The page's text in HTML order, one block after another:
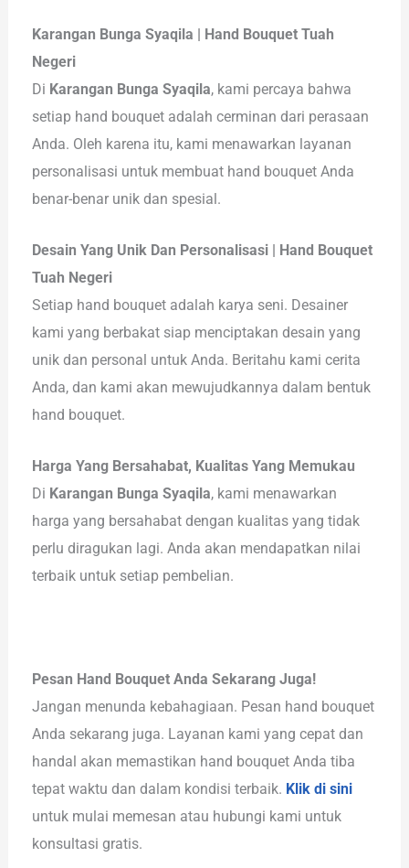
Karangan Bunga Syaqila | Hand Bouquet Tuah
Negeri
Di Karangan Bunga Syaqila, kami percaya bahwa
setiap hand bouquet adalah cerminan dari perasaan
Anda. Oleh karena itu, kami menawarkan layanan
personalisasi untuk membuat hand bouquet Anda
benar-benar unik dan spesial.
Desain Yang Unik Dan Personalisasi | Hand Bouquet
Tuah Negeri
Setiap hand bouquet adalah karya seni. Desainer
kami yang berbakat siap menciptakan desain yang
unik dan personal untuk Anda. Beritahu kami cerita
Anda, dan kami akan mewujudkannya dalam bentuk
hand bouquet.
Harga Yang Bersahabat, Kualitas Yang Memukau
Di Karangan Bunga Syaqila, kami menawarkan
harga yang bersahabat dengan kualitas yang tidak
perlu diragukan lagi. Anda akan mendapatkan nilai
terbaik untuk setiap pembelian.
Pesan Hand Bouquet Anda Sekarang Juga!
Jangan menunda kebahagiaan. Pesan hand bouquet
Anda sekarang juga. Layanan kami yang cepat dan
handal akan memastikan hand bouquet Anda tiba
tepat waktu dan dalam kondisi terbaik. Klik di sini
untuk mulai memesan atau hubungi kami untuk
konsultasi gratis.